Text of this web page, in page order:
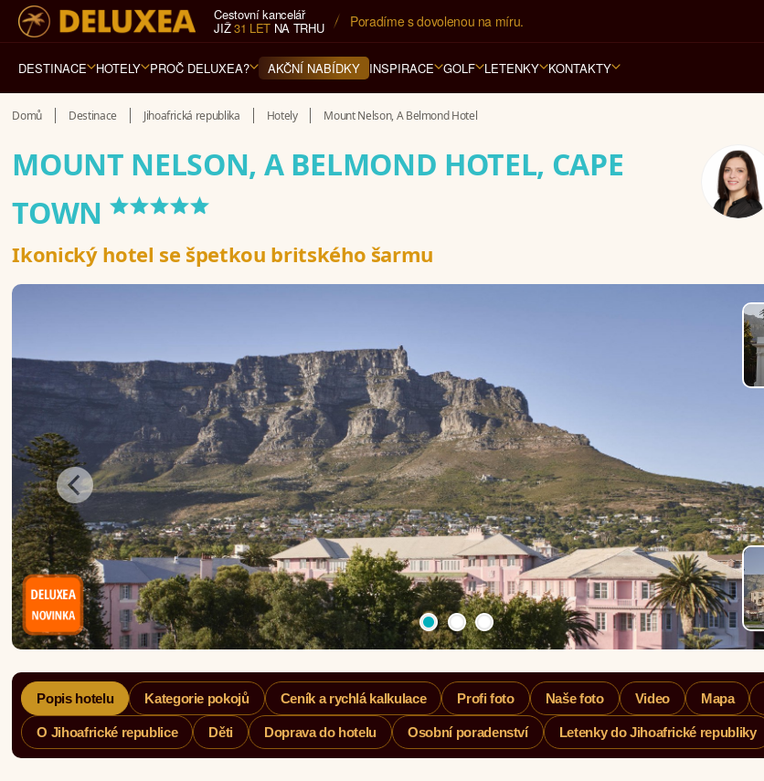
Cestovní kancelář
JIŽ31 LETNA TRHU 5* cestovní kancelář na luxusní dovolenou od 100.000 Kč.
DESTINACE HOTELY PROČ DELUXEA? AKČNÍ NABÍDKY INSPIRACE GOLF LETENKY KONTAKTY
Domů Destinace Jihoafrická republika Hotely Mount Nelson, A Belmond Hotel
MOUNT NELSON, A BELMOND HOTEL, CAPE
TOWN *****
Ikonický hotel se špetkou britského šarmu
Popis hotelu Kategorie pokojů Ceník a rychlá kalkulace Profi foto Naše foto Video Mapa
O Jihoafrické republice Děti Doprava do hotelu Osobní poradenství Letenky do Jihoafrické republiky